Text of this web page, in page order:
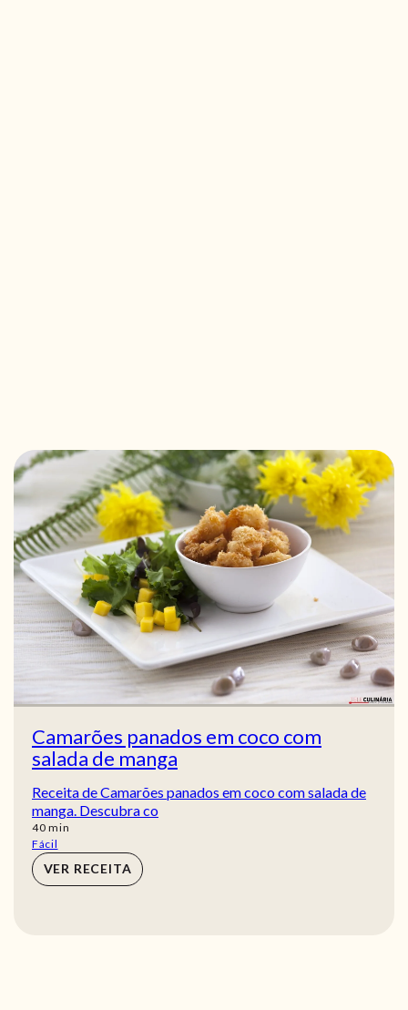
Camarões panados em coco com
salada de manga
Receita de Camarões panados em coco com salada de
manga. Descubra co
40min
min
Fácil
VER RECEITA